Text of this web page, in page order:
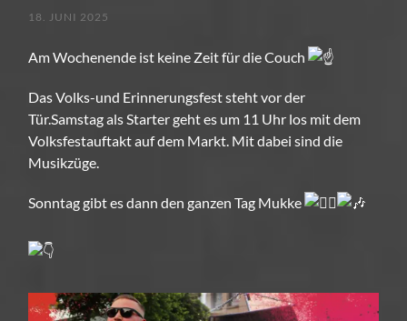
18. JUNI 2025
Am Wochenende ist keine Zeit für die Couch
Das Volks-und Erinnerungsfest steht vor der
Tür.Samstag als Starter geht es um 11 Uhr los mit dem
Volksfestauftakt auf dem Markt. Mit dabei sind die
Musikzüge.
Sonntag gibt es dann den ganzen Tag Mukke